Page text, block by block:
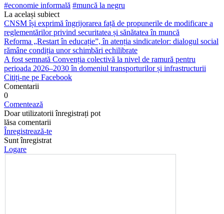
#economie informală #muncă la negru
La același subiect
CNSM își exprimă îngrijorarea față de propunerile de modificare a
reglementărilor privind securitatea și sănătatea în muncă
Reforma „Restart în educație”, în atenția sindicatelor: dialogul social
rămâne condiția unor schimbări echilibrate
A fost semnată Convenția colectivă la nivel de ramură pentru
perioada 2026–2030 în domeniul transporturilor și infrastructurii
Citiți-ne pe Facebook
Comentarii
0
Comentează
Doar utilizatorii înregistrați pot
lăsa comentarii
Înregistrează-te
Sunt înregistrat
Logare